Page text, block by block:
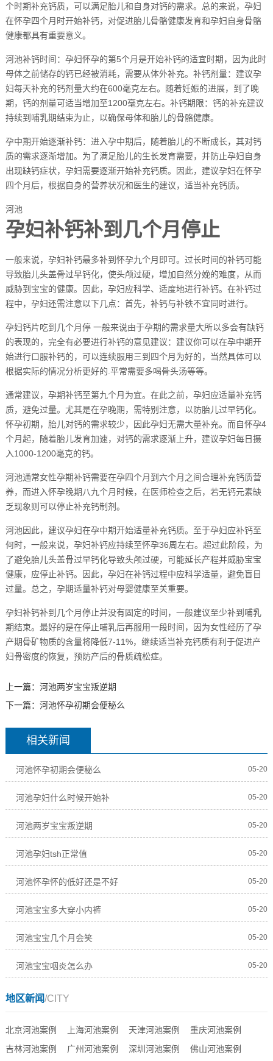
个时期补充钙质，可以满足胎儿和自身对钙的需求。总的来说，孕妇
在怀孕四个月时开始补钙，对促进胎儿骨骼健康发育和孕妇自身骨骼
健康都具有重要意义。
河池补钙时间：孕妇怀孕的第5个月是开始补钙的适宜时期，因为此时
母体之前储存的钙已经被消耗，需要从体外补充。补钙剂量：建议孕
妇每天补充的钙剂量大约在600毫克左右。随着妊娠的进展，到了晚
期，钙的剂量可适当增加至1200毫克左右。补钙期限：钙的补充建议
持续到哺乳期结束为止，以确保母体和胎儿的骨骼健康。
孕中期开始逐渐补钙：进入孕中期后，随着胎儿的不断成长，其对钙
质的需求逐渐增加。为了满足胎儿的生长发育需要，并防止孕妇自身
出现缺钙症状，孕妇需要逐渐开始补充钙质。因此，建议孕妇在怀孕
四个月后，根据自身的营养状况和医生的建议，适当补充钙质。
河池
孕妇补钙补到几个月停止
一般来说，孕妇补钙最多补到怀孕九个月即可。过长时间的补钙可能
导致胎儿头盖骨过早钙化，使头颅过硬，增加自然分娩的难度，从而
威胁到宝宝的健康。因此，孕妇应科学、适度地进行补钙。在补钙过
程中，孕妇还需注意以下几点：首先，补钙与补铁不宜同时进行。
孕妇钙片吃到几个月停 一般来说由于孕期的需求量大所以多会有缺钙
的表现的，完全有必要进行补钙的意见建议：建议你可以在孕中期开
始进行口服补钙的，可以连续服用三到四个月为好的，当然具体可以
根据实际的情况分析更好的.平常需要多喝骨头汤等等。
通常建议，孕期补钙至第九个月为宜。在此之前，孕妇应适量补充钙
质，避免过量。尤其是在孕晚期，需特别注意，以防胎儿过早钙化。
怀孕初期，胎儿对钙的需求较少，因此孕妇无需大量补充。而自怀孕4
个月起，随着胎儿发育加速，对钙的需求逐渐上升，建议孕妇每日摄
入1000-1200毫克的钙。
河池通常女性孕期补钙需要在孕四个月到六个月之间合理补充钙质营
养，而进入怀孕晚期八九个月时候，在医师检查之后，若无钙元素缺
乏现象则可以停止补充钙制剂。
河池因此，建议孕妇在孕中期开始适量补充钙质。至于孕妇应补钙至
何时，一般来说，孕妇补钙应持续至怀孕36周左右。超过此阶段，为
了避免胎儿头盖骨过早钙化导致头颅过硬，可能延长产程并威胁宝宝
健康，应停止补钙。因此，孕妇在补钙过程中应科学适量，避免盲目
过量。总之，孕期适量补钙对母婴健康至关重要。
孕妇补钙补到几个月停止并没有固定的时间，一般建议至少补到哺乳
期结束。最好的是在停止哺乳后再服用一段时间，因为女性经历了孕
产期骨矿物质的含量将降低7-11%，继续适当补充钙质有利于促进产
妇骨密度的恢复，预防产后的骨质疏松症。
上一篇： 河池两岁宝宝叛逆期
下一篇： 河池怀孕初期会便秘么
相关新闻
河池怀孕初期会便秘么 05-20
河池孕妇什么时候开始补 05-20
河池两岁宝宝叛逆期 05-20
河池孕妇tsh正常值 05-20
河池怀孕怀的低好还是不好 05-20
河池宝宝多大穿小内裤 05-20
河池宝宝几个月会笑 05-20
河池宝宝咽炎怎么办 05-20
地区新闻/CITY
北京河池案例 上海河池案例 天津河池案例
重庆河池案例
吉林河池案例
广州河池案例 深圳河池案例 佛山河池案例